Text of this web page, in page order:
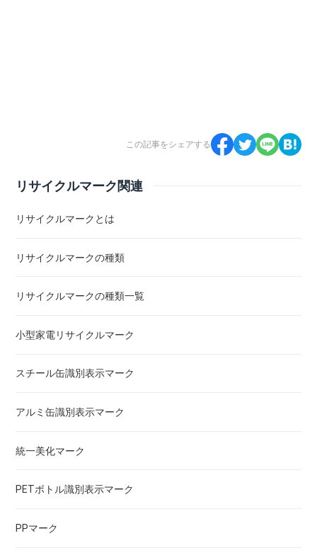
この記事をシェアする
リサイクルマーク関連
リサイクルマークとは
リサイクルマークの種類
リサイクルマークの種類一覧
小型家電リサイクルマーク
スチール缶識別表示マーク
アルミ缶識別表示マーク
統一美化マーク
PETボトル識別表示マーク
PPマーク